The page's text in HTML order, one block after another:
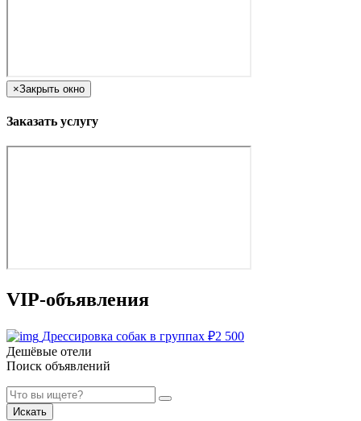
×Закрыть окно
Заказать услугу
VIP-объявления
Дрессировка собак в группах ₽2 500
Дешёвые отели
Поиск объявлений
Искать